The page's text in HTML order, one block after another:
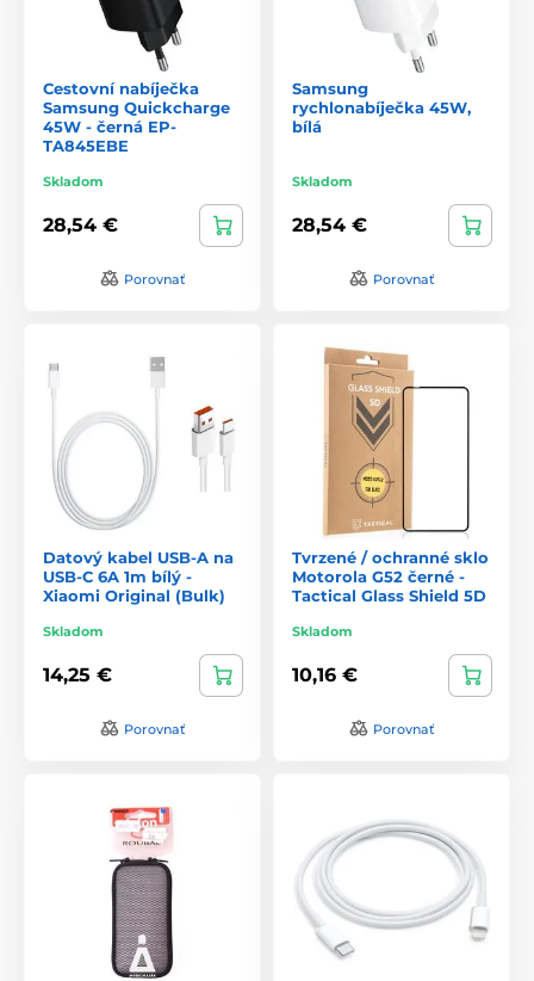
Cestovní nabíječka
Samsung Quickcharge
45W - černá EP-
TA845EBE
Skladom
28,54 €
Porovnať
Samsung
rychlonabíječka 45W,
bílá
Skladom
28,54 €
Porovnať
Datový kabel USB-A na
USB-C 6A 1m bílý -
Xiaomi Original (Bulk)
Skladom
14,25 €
Porovnať
Tvrzené / ochranné sklo
Motorola G52 černé -
Tactical Glass Shield 5D
Skladom
10,16 €
Porovnať